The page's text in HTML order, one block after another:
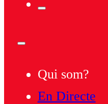
Qui som?
En Directe